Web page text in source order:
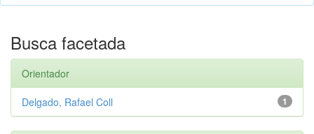
Busca facetada
Orientador
1
Delgado, Rafael Coll